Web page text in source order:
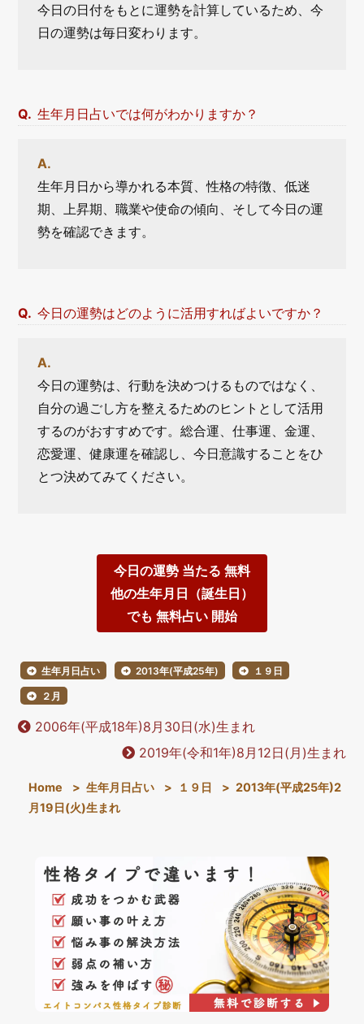
今日の日付をもとに運勢を計算しているため、今
日の運勢は毎日変わります。
生年月日占いでは何がわかりますか？
生年月日から導かれる本質、性格の特徴、低迷
期、上昇期、職業や使命の傾向、そして今日の運
勢を確認できます。
今日の運勢はどのように活用すればよいですか？
今日の運勢は、行動を決めつけるものではなく、
自分の過ごし方を整えるためのヒントとして活用
するのがおすすめです。総合運、仕事運、金運、
恋愛運、健康運を確認し、今日意識することをひ
とつ決めてみてください。
今日の運勢 当たる 無料
他の生年月日（誕生日）
でも 無料占い 開始
生年月日占い 2013年(平成25年) １９日
２月
2006年(平成18年)8月30日(水)生まれ
2019年(令和1年)8月12日(月)生まれ
Home > 生年月日占い > １９日 > 2013年(平成25年)2
月19日(火)生まれ